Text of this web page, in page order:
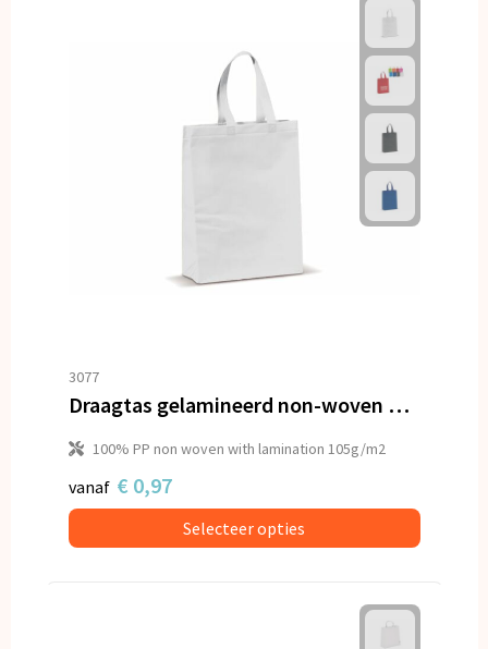
3077
Draagtas gelamineerd non-woven medium 105g/m²
100% PP non woven with lamination 105g/m2
vanaf € 0,97
Selecteer opties